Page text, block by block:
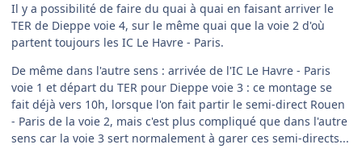
Il y a possibilité de faire du quai à quai en faisant arriver le
TER de Dieppe voie 4, sur le même quai que la voie 2 d'où
partent toujours les IC Le Havre - Paris.
De même dans l'autre sens : arrivée de l'IC Le Havre - Paris
voie 1 et départ du TER pour Dieppe voie 3 : ce montage se
fait déjà vers 10h, lorsque l'on fait partir le semi-direct Rouen
- Paris de la voie 2, mais c'est plus compliqué que dans l'autre
sens car la voie 3 sert normalement à garer ces semi-directs...